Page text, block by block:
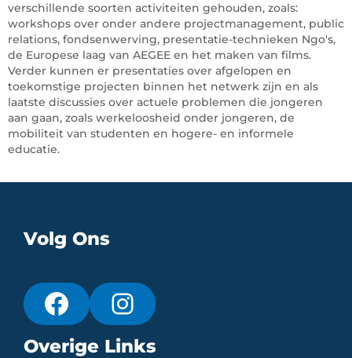
verschillende soorten activiteiten gehouden, zoals:
workshops over onder andere projectmanagement, public
relations, fondsenwerving, presentatie-technieken Ngo's,
de Europese laag van AEGEE en het maken van films.
Verder kunnen er presentaties over afgelopen en
toekomstige projecten binnen het netwerk zijn en als
laatste discussies over actuele problemen die jongeren
aan gaan, zoals werkeloosheid onder jongeren, de
mobiliteit van studenten en hogere- en informele
educatie.
Volg Ons
Overige Links